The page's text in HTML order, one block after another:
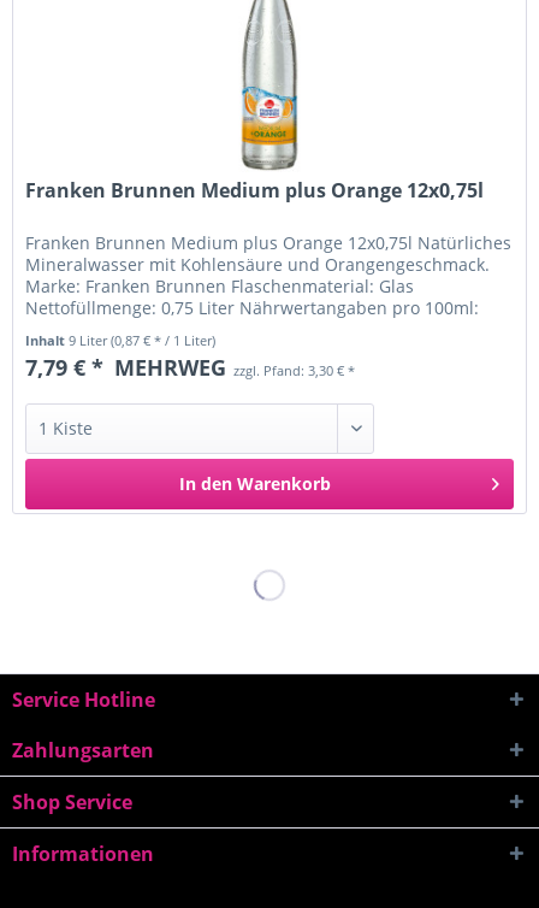
Franken Brunnen Medium plus Orange 12x0,75l
Franken Brunnen Medium plus Orange 12x0,75l Natürliches
Mineralwasser mit Kohlensäure und Orangengeschmack.
Marke: Franken Brunnen Flaschenmaterial: Glas
Nettofüllmenge: 0,75 Liter Nährwertangaben pro 100ml:
Inhalt9 Liter(0,87 € * / 1 Liter)
7,79 € * MEHRWEG zzgl. Pfand: 3,30 € *
In den Warenkorb
Service Hotline
Zahlungsarten
Shop Service
Informationen